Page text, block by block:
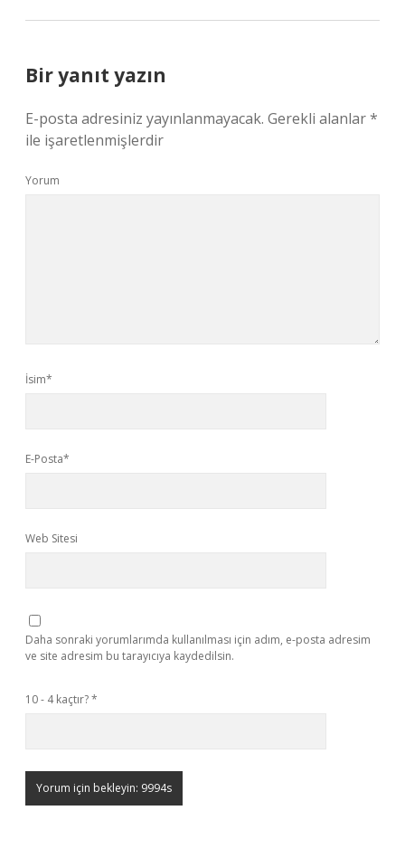
Bir yanıt yazın
E-posta adresiniz yayınlanmayacak. Gerekli alanlar*
ile işaretlenmişlerdir
Yorum
İsim*
E-Posta*
Web Sitesi
Daha sonraki yorumlarımda kullanılması için adım, e-posta adresim
ve site adresim bu tarayıcıya kaydedilsin.
10 - 4 kaçtır?*